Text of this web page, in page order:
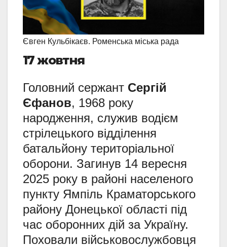
Євген Кульбікаєв. Роменська міська рада
17 жовтня
Головний сержант Сергій
Єфанов, 1968 року
народження, служив водієм
стрілецького відділення
батальйону територіальної
оборони. Загинув 14 вересня
2025 року в районі населеного
пункту Ямпіль Краматорського
району Донецької області під
час оборонних дій за Україну.
Поховали військовослужбовця